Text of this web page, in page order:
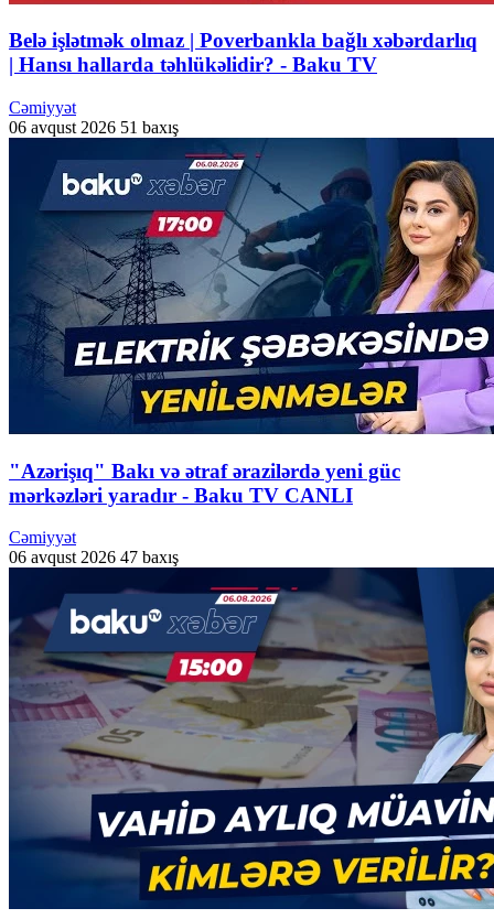
Belə işlətmək olmaz | Poverbankla bağlı xəbərdarlıq
| Hansı hallarda təhlükəlidir? - Baku TV
Cəmiyyət
06 avqust 2026 51 baxış
"Azərişıq" Bakı və ətraf ərazilərdə yeni güc
mərkəzləri yaradır - Baku TV CANLI
Cəmiyyət
06 avqust 2026 47 baxış